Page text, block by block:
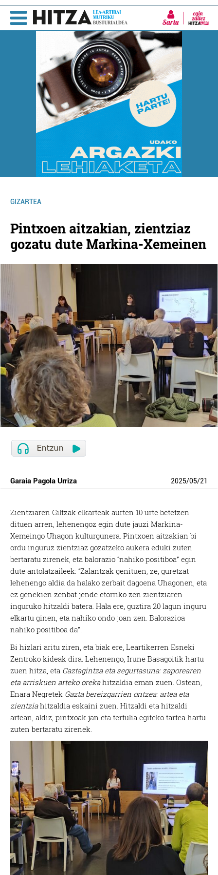
Sartu
GIZARTEA
Pintxoen aitzakian, zientziaz
gozatu dute Markina-Xemeinen
Garaia Pagola Urriza 2025/05/21
Zientziaren Giltzak elkarteak aurten 10 urte betetzen
dituen arren, lehenengoz egin dute jauzi Markina-
Xemeingo Uhagon kulturgunera. Pintxoen aitzakian bi
ordu inguruz zientziaz gozatzeko aukera eduki zuten
bertaratu zirenek, eta balorazio “nahiko positiboa” egin
dute antolatzaileek: “Zalantzak genituen, ze, guretzat
lehenengo aldia da halako zerbait dagoena Uhagonen, eta
ez genekien zenbat jende etorriko zen zientziaren
inguruko hitzaldi batera. Hala ere, guztira 20 lagun inguru
elkartu ginen, eta nahiko ondo joan zen. Balorazioa
nahiko positiboa da”.
Bi hizlari aritu ziren, eta biak ere, Leartikerren Esneki
Zentroko kideak dira. Lehenengo, Irune Basagoitik hartu
zuen hitza, eta Gaztagintza eta segurtasuna: zaporearen
eta arriskuen arteko orekahitzaldia eman zuen. Ostean,
Enara Negretek Gazta bereizgarrien ontzea: artea eta
zientziahitzaldia eskaini zuen. Hitzaldi eta hitzaldi
artean, aldiz, pintxoak jan eta tertulia egiteko tartea hartu
zuten bertaratu zirenek.